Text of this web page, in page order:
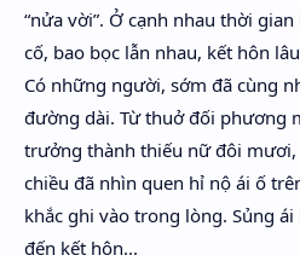
“nửa vời”. Ở cạnh nhau thời
cố, bao bọc lẫn nhau, kết hôn
Có những người, sớm đã cùng
đường dài. Từ thuở đối phương
trưởng thành thiếu nữ đôi mươi,
chiều đã nhìn quen hỉ nộ ái ố
khắc ghi vào trong lòng. Sủng
đến kết hôn...